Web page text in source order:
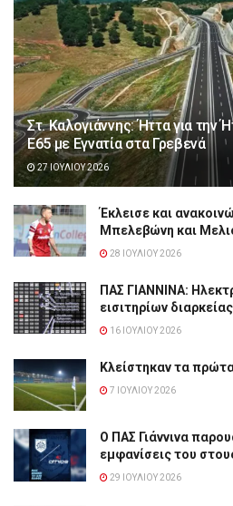
Στ. Καλογιάννης: Ήττα για την
Ε65 με Εγνατία στα Γρεβενά
27 ΙΟΥΛΊΟΥ 2026
Έκλεισε και
Μπελεβώνη και
28 ΙΟΥΛΊΟΥ 2026
ΠΑΣ ΓΙΑΝΝΙΝΑ:
εισιτηρίων διαρκείας
16 ΙΟΥΛΊΟΥ 2026
Κλείστηκαν τα
7 ΙΟΥΛΊΟΥ 2026
Ο ΠΑΣ Γιάννινα
εμφανίσεις του
29 ΙΟΥΛΊΟΥ 2026